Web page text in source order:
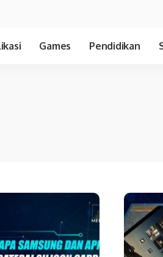
Games Pendidikan